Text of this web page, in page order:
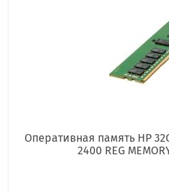
Оперативная память HP
2400 REG